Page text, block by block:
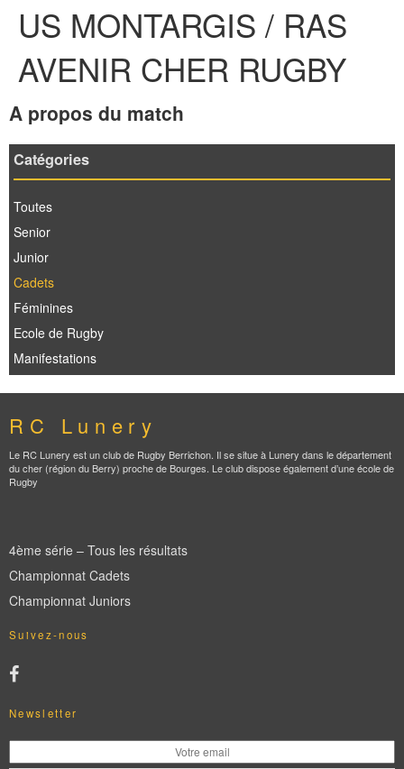
US MONTARGIS / RAS
AVENIR CHER RUGBY
A propos du match
Catégories
Toutes
Senior
Junior
Cadets
Féminines
Ecole de Rugby
Manifestations
RC Lunery
Le RC Lunery est un club de Rugby Berrichon. Il se situe à Lunery dans le département
du cher (région du Berry) proche de Bourges. Le club dispose également d’une école de
Rugby
4ème série – Tous les résultats
Championnat Cadets
Championnat Juniors
Suivez-nous
Newsletter